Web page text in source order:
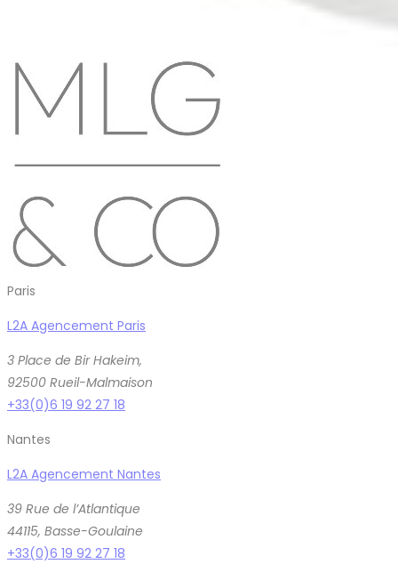
Paris
L2A Agencement Paris
3 Place de Bir Hakeim,
92500 Rueil-Malmaison
+33(0)6 19 92 27 18
Nantes
L2A Agencement Nantes
39 Rue de l’Atlantique
44115, Basse-Goulaine
+33(0)6 19 92 27 18